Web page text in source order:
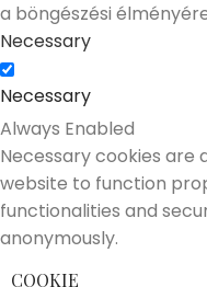
a böngészési
Necessary
Necessary
Always Enabled
Necessary cookies are
website to function
functionalities and
anonymously.
COOKIE